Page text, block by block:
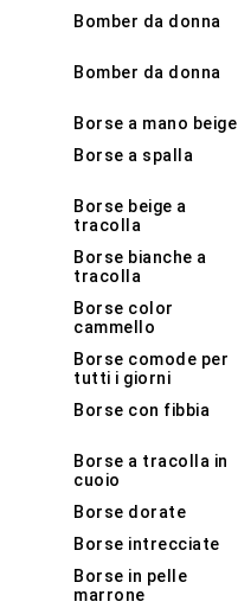
Bomber da donna
Bomber da donna
Borse a mano beige
Borse a spalla
Borse beige a
tracolla
Borse bianche a
tracolla
Borse color
cammello
Borse comode per
tutti i giorni
Borse con fibbia
Borse a tracolla in
cuoio
Borse dorate
Borse intrecciate
Borse in pelle
marrone